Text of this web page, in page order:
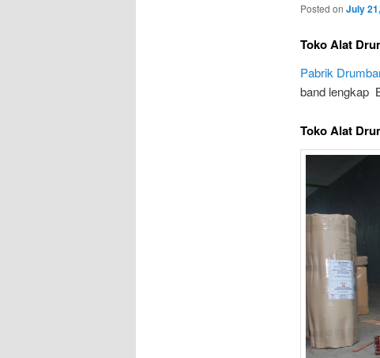
Posted on July
Toko Alat
Pabrik
band lengkap
Toko Alat